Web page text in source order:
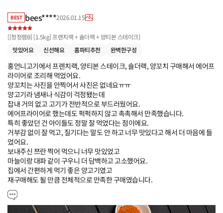
BEST bees****2026.01.15
[[청정램B] [1.5kg] 프렌치랙 + 숄더랙 + 양티본 스테이크]
맛있어요
신선해요 홈파티추천 완벽한구성
홍언니고기에서 프렌치랙, 양티본 스테이크, 숄더랙, 양꼬치 구매해서 에어프
라이어로 조리해 먹었어요.
양꼬치는 사진을 안찍어서 사진은 없네요ㅠㅠ
양고기라 냄새나 식감이 걱정됐는데
잡내 거의 없고 고기가 전반적으로 부드러웠어요.
에어프라이어로 했는데도 퍽퍽하지 않고 촉촉해서 만족했습니다.
특히 좋았던 건 아이들도 정말 잘 먹었다는 점이에요.
거부감 없이 잘 먹고, 질기다는 말도 안 하고 너무 맛있다고 해서 더 마음에 들
었어요.
보내주신 쯔란 찍어 먹으니 너무 맛있었고
마늘이랑 대파 같이 구우니 더 담백하고 고소했어요.
집에서 간편하게 먹기 좋은 양고기였고
재구매해도 될 만큼 전체적으로 만족한 구매였습니다.